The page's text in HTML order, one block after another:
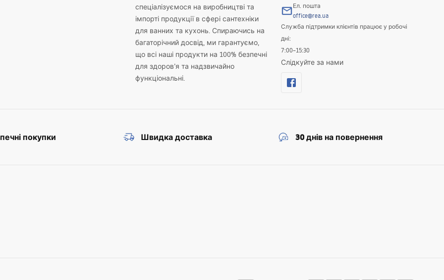
спеціалізуємося на виробництві та
імпорті продукції в сфері сантехніки
для ванних та кухонь. Спираючись на
багаторічний досвід, ми гарантуємо,
що всі наші продукти на 100% безпечні
для здоров’я та надзвичайно
функціональні.
Ел. пошта
office@rea.ua
Служба підтримки клієнтів працює у робочі
дні:
7:00–15:30
Слідкуйте за нами
покупки Швидка доставка 30 днів на повернення